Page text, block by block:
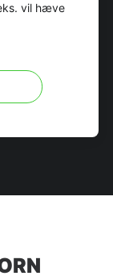
vil hæve